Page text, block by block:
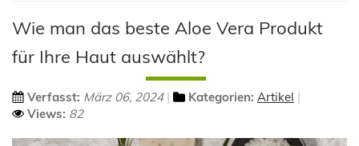
Wie man das beste Aloe Vera Produkt
für Ihre Haut auswählt?
Verfasst: März 06, 2024 Kategorien: Artikel
Views: 82